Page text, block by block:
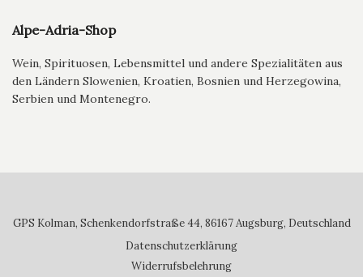
Alpe-Adria-Shop
Wein, Spirituosen, Lebensmittel und andere Spezialitäten aus
den Ländern Slowenien, Kroatien, Bosnien und Herzegowina,
Serbien und Montenegro.
GPS Kolman, Schenkendorfstraße 44, 86167 Augsburg, Deutschland
Datenschutzerklärung
Widerrufsbelehrung